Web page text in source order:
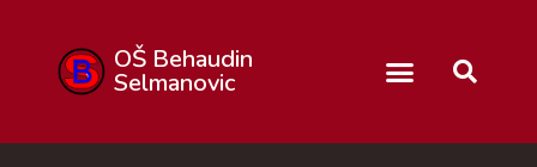
OŠ Behaudin
Selmanovic